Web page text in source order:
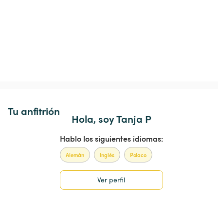
Tu anfitrión
Hola, soy Tanja P
Hablo los siguientes idiomas:
Alemán Inglés Polaco
Ver perfil